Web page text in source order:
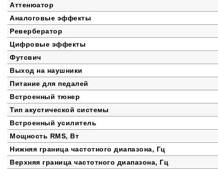
Аттенюатор
Аналоговые эффекты
Ревербератор
Цифровые эффекты
Футсвич
Выход на наушники
Питание для педалей
Встроенный тюнер
Тип акустической системы
Встроенный усилитель
Мощность RMS, Вт
Нижняя граница частотного диапазона, Гц
Верхняя граница частотного диапазона, Гц